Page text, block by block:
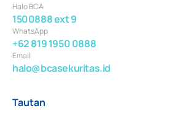
Halo BCA
1500888 ext 9
WhatsApp
+62 819 1950 0888
Email
halo@bcasekuritas.id
Tautan